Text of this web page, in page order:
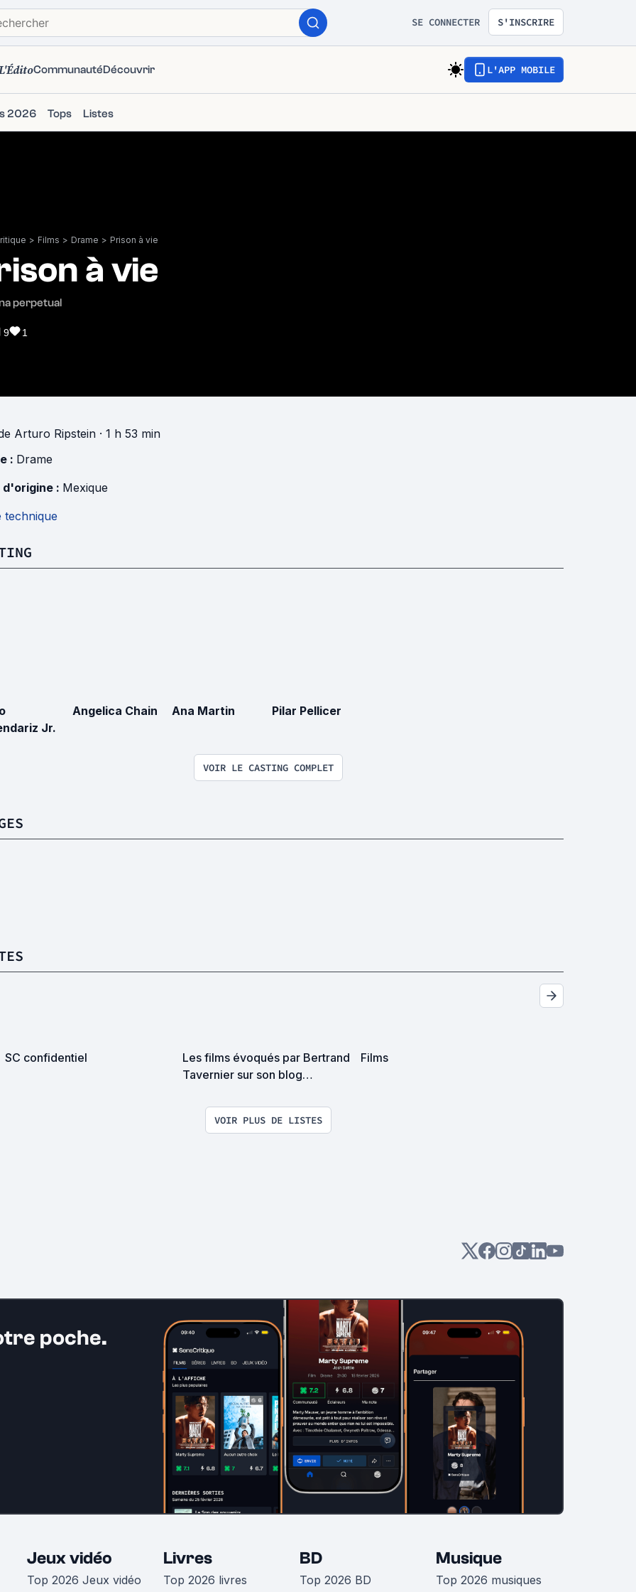
SE CONNECTER S'INSCRIRE
CommunautéDécouvrir L'APP MOBILE
2026 Tops Listes
> Films > Drame > Prison à vie
à vie
perpetual
9 1
Arturo Ripstein · 1 h 53 min
: Drame
d'origine : Mexique
technique
Jr.
Angelica Chain Ana Martin Pilar Pellicer
VOIR LE CASTING COMPLET
SC confidentiel
Les films évoqués par Bertrand
Tavernier sur son blog
Films
VOIR PLUS DE LISTES
poche.
Jeux vidéo
Top 2026 Jeux vidéo
Livres
Top 2026 livres
BD
Top 2026 BD
Musique
Top 2026 musiques